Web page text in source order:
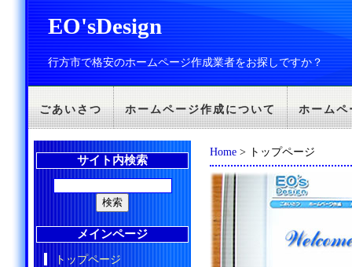
EO'sDesign
行方市で格安のホームページ作成業者をお探しですか？
ごあいさつ ホームページ作成について ホームペ
Home > トップページ
サイト内検索
メインページ
トップページ